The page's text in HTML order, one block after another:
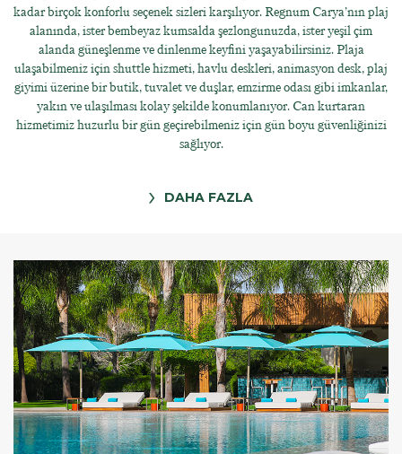
kadar birçok konforlu seçenek sizleri karşılıyor. Regnum Carya’nın plaj
alanında, ister bembeyaz kumsalda şezlongunuzda, ister yeşil çim
alanda güneşlenme ve dinlenme keyfini yaşayabilirsiniz. Plaja
ulaşabilmeniz için shuttle hizmeti, havlu deskleri, animasyon desk, plaj
giyimi üzerine bir butik, tuvalet ve duşlar, emzirme odası gibi imkanlar,
yakın ve ulaşılması kolay şekilde konumlanıyor. Can kurtaran
hizmetimiz huzurlu bir gün geçirebilmeniz için gün boyu güvenliğinizi
sağlıyor.
DAHA FAZLA